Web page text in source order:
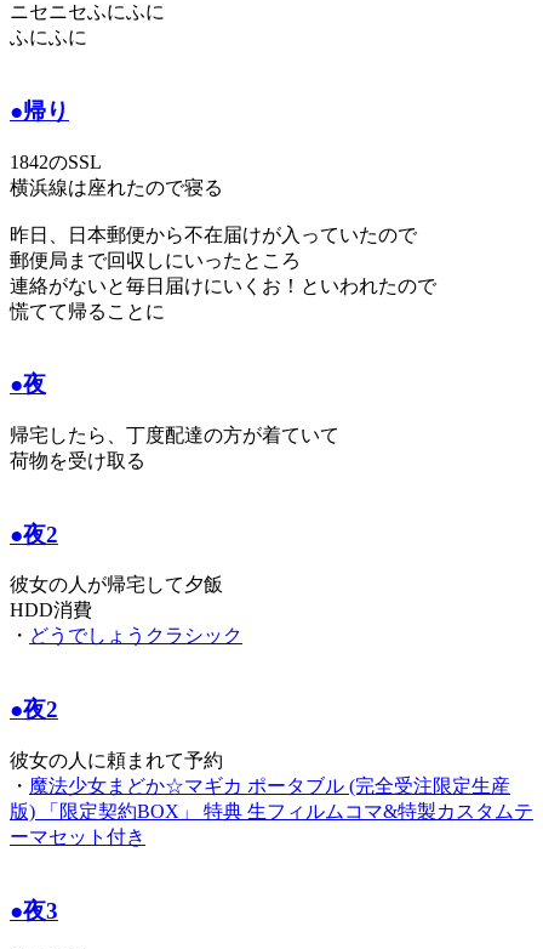
ニセニセふにふに
ふにふに
●帰り
1842のSSL
横浜線は座れたので寝る
昨日、日本郵便から不在届けが入っていたので
郵便局まで回収しにいったところ
連絡がないと毎日届けにいくお！といわれたので
慌てて帰ることに
●夜
帰宅したら、丁度配達の方が着ていて
荷物を受け取る
●夜2
彼女の人が帰宅して夕飯
HDD消費
・ どうでしょうクラシック
●夜2
彼女の人に頼まれて予約
・ 魔法少女まどか☆マギカ ポータブル (完全受注限定生産
版) 「限定契約BOX」 特典 生フィルムコマ&特製カスタムテ
ーマセット付き
●夜3